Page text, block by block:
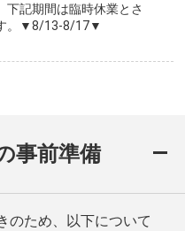
下記期間は臨時休業とさ
。▼8/13-8/17▼
事前準備
のため、以下について